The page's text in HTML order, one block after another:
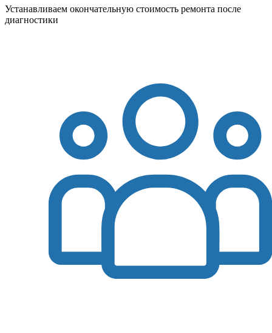
Устанавливаем окончательную стоимость ремонта после
диагностики